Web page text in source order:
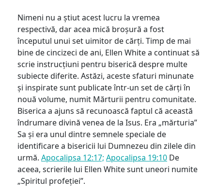
Nimeni nu a știut acest lucru la vremea
respectivă, dar acea mică broșură a fost
începutul unui set uimitor de cărți. Timp de mai
bine de cincizeci de ani, Ellen White a continuat să
scrie instrucțiuni pentru biserică despre multe
subiecte diferite. Astăzi, aceste sfaturi minunate
și inspirate sunt publicate într-un set de cărți în
nouă volume, numit Mărturii pentru comunitate.
Biserica a ajuns să recunoască faptul că această
îndrumare divină venea de la Isus. Era „mărturia”
Sa și era unul dintre semnele speciale de
identificare a bisericii lui Dumnezeu din zilele din
urmă. Apocalipsa 12:17; Apocalipsa 19:10 De
aceea, scrierile lui Ellen White sunt uneori numite
„Spiritul profeției”.